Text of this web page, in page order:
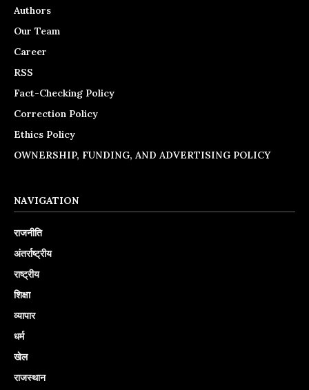
Authors
Our Team
Career
RSS
Fact-Checking Policy
Correction Policy
Ethics Policy
OWNERSHIP, FUNDING, AND ADVERTISING POLICY
NAVIGATION
राजनीति
अंतर्राष्ट्रीय
राष्ट्रीय
शिक्षा
व्यापार
धर्म
खेल
राजस्थान